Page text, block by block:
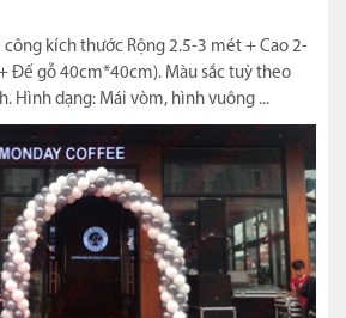
công kích thước Rộng 2.5-3 mét + Cao 2-
Đế gỗ 40cm*40cm). Màu sắc tuỳ theo
Hình dạng: Mái vòm, hình vuông ...